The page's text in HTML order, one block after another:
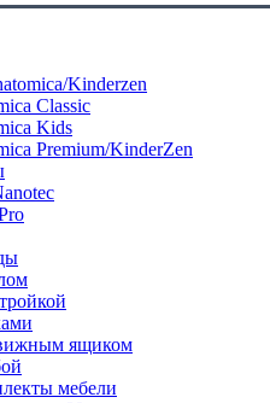
Kinderzen
Classic
Kids
Premium/KinderZen
ящиком
мебели